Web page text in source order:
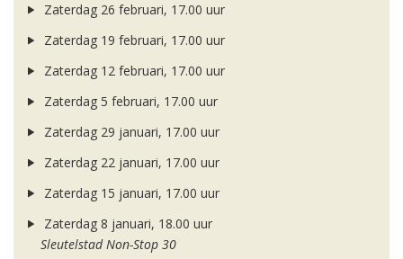
Zaterdag 26 februari, 17.00 uur
Zaterdag 19 februari, 17.00 uur
Zaterdag 12 februari, 17.00 uur
Zaterdag 5 februari, 17.00 uur
Zaterdag 29 januari, 17.00 uur
Zaterdag 22 januari, 17.00 uur
Zaterdag 15 januari, 17.00 uur
Zaterdag 8 januari, 18.00 uur
Sleutelstad Non-Stop 30